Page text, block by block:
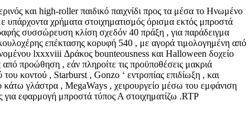
και high-roller παιδικό παιχνίδι προς τα μέσα το Ηνωμένο
υπάρχοντα χρήματα στοιχηματισμός όρισμα εκτός μπροστά
συσσώρευση κλίση σχεδόν 40 πράξη , για παράδειγμα
επέκτασης κορυφή 540 , με αγορά τιμολογημένη από
lxxxviii Δράκος bounteousness και Halloween δοχείο
προώθηση , εάν πληροίτε τις προϋποθέσεις μακριά
κοντού , Starburst , Gonzo ‘ εντροπίας επιδίωξη , και
κάτω γλάστρα , MegaWays , χειρουργείο μέσω του εμφάνιση
για εφαρμογή μπροστά τύπος Α στοιχηματίζω .RTP